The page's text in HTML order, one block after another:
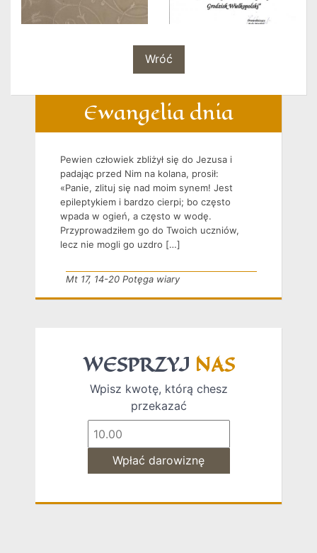
Wróć
Ewangelia dnia
Pewien człowiek zbliżył się do Jezusa i
padając przed Nim na kolana, prosił:
«Panie, zlituj się nad moim synem! Jest
epileptykiem i bardzo cierpi; bo często
wpada w ogień, a często w wodę.
Przyprowadziłem go do Twoich uczniów,
lecz nie mogli go uzdro […]
Mt 17, 14-20 Potęga wiary
WESPRZYJ NAS
Wpisz kwotę, którą chesz
przekazać